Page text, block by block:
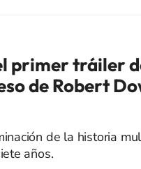
primer tráiler
de Robert
de la historia
años.